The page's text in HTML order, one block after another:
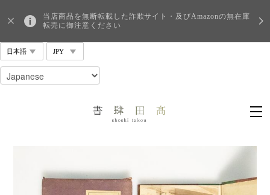
当店商品を無断転載した詐欺サイト・及びAmazonの無在庫
転売に御注意ください